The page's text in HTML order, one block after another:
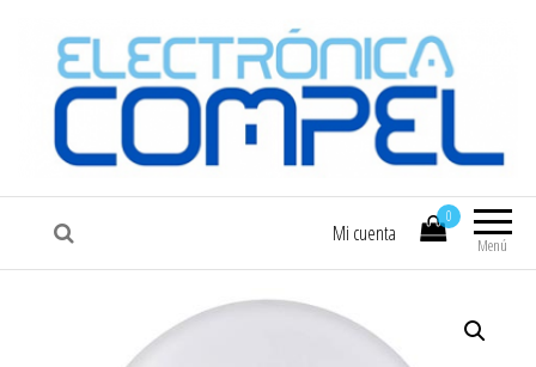
COMPEL Electrónica COMPEL
Menú
0
Mi cuenta